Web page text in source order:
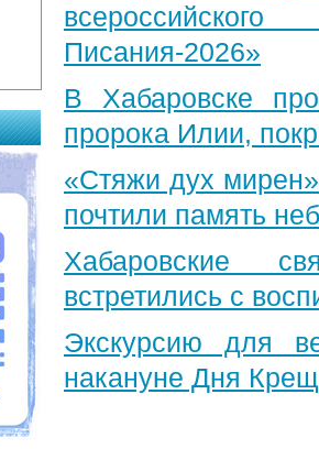
Писания-2026»
В Хабаровске
пророка Илии,
«Стяжи дух
почтили память
Хабаровские
встретились с
Экскурсию для
накануне Дня